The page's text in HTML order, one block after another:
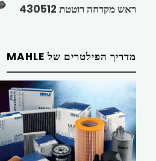
ראש מקדחה רוטטת 430512
מדריך הפילטרים של MAHLE